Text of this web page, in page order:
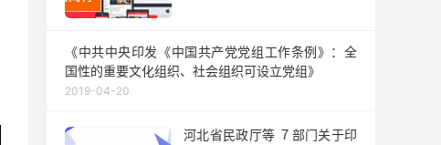
《中共中央印发《中国共产党党组工作条例》：全
国性的重要文化组织、社会组织可设立党组》
2019-04-20
河北省民政厅等 ７部门关于印